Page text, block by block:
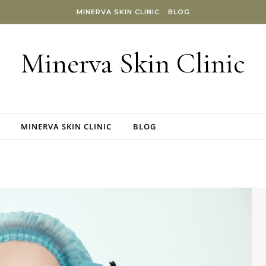
MINERVA SKIN CLINIC BLOG
Minerva Skin Clinic
MINERVA SKIN CLINIC BLOG